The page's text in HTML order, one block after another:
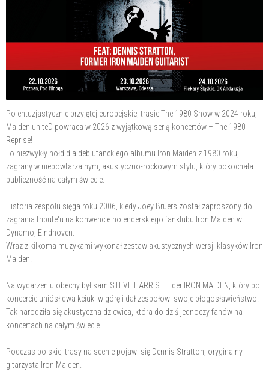
Po entuzjastycznie przyjętej europejskiej trasie The 1980 Show w 2024 roku,
Maiden uniteD powraca w 2026 z wyjątkową serią koncertów – The 1980
Reprise!
To niezwykły hołd dla debiutanckiego albumu Iron Maiden z 1980 roku,
zagrany w niepowtarzalnym, akustyczno-rockowym stylu, który pokochała
publiczność na całym świecie.
Historia zespołu sięga roku 2006, kiedy Joey Bruers został zaproszony do
zagrania tribute'u na konwencie holenderskiego fanklubu Iron Maiden w
Dynamo, Eindhoven.
Wraz z kilkoma muzykami wykonał zestaw akustycznych wersji klasyków Iron
Maiden.
Na wydarzeniu obecny był sam STEVE HARRIS – lider IRON MAIDEN, który po
koncercie uniósł dwa kciuki w górę i dał zespołowi swoje błogosławieństwo.
Tak narodziła się akustyczna dziewica, która do dziś jednoczy fanów na
koncertach na całym świecie.
Podczas polskiej trasy na scenie pojawi się Dennis Stratton, oryginalny
gitarzysta Iron Maiden.